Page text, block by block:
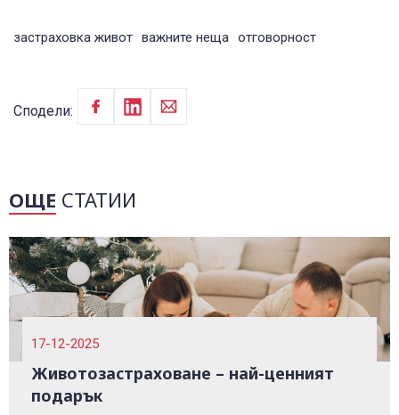
застраховка живот важните неща отговорност
Сподели:
ОЩЕ СТАТИИ
17-12-2025
Животозастраховане – най-ценният
подарък